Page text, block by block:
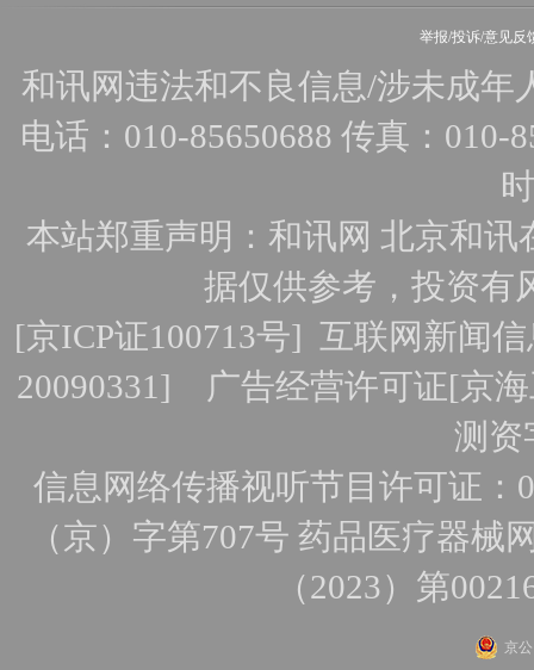
举报/投诉/意见反
和讯网违法和不良信息/涉未成年
电话：010-85650688 传真：010-
本站郑重声明：和讯网 北京和
据仅供参考，投资有
[京ICP证100713号]互联网新闻
20090331] 广告经营许可证[京
测资
信息网络传播视听节目许可证：
（京）字第707号 药品医疗器械
（2023）第
京